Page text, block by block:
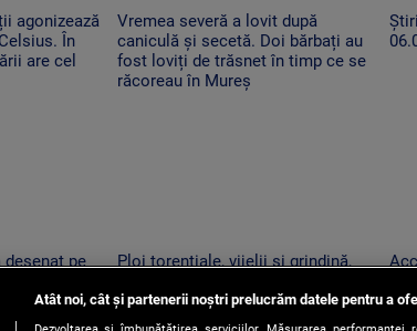
agonizează
În
are cel
Vremea severă a lovit după
caniculă și secetă. Doi bărbați au
fost loviți de trăsnet în timp ce se
răcoreau în Mureș
desenat pe
în Argeș
Ploi torențiale, vijelii și grindină,
care se schimbă vremea
Un
le-
Atât noi, cât și partenerii noștri prelucrăm datele pentru a